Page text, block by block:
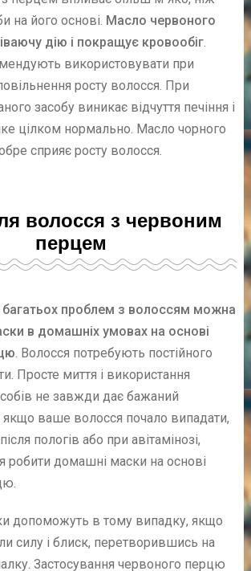
на його основі. Масло червоного
дію і покращує кровообіг.
використовувати при
росту волосся. При
засобу виникає відчуття печіння і
цілком нормально. Масло чорного
сприяє росту волосся.
волосся з червоним
перцем
проблем з волоссям можна
в домашніх умовах на основі
. Волосся потребують постійного
Просте миття і використання
не завжди дає бажаний
якщо ваше волосся почало випадати,
пологів або при авітамінозі,
робити домашні маски на основі
допоможуть в тому випадку, якщо
силу і блиск, перетворившись на
Застосування червоного перцю